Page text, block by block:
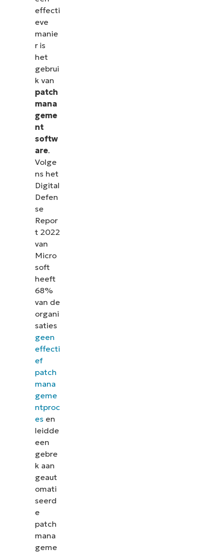
effecti
eve
manie
r is
het
gebrui
k van
patch
mana
geme
nt
softw
are.
Volge
ns het
Digital
Defen
se
Repor
t 2022
van
Micro
soft
heeft
68%
van de
organi
saties
geen
effecti
ef
patch
mana
geme
ntproc
es en
leidde
een
gebre
k aan
geaut
omati
seerd
e
patch
mana
geme